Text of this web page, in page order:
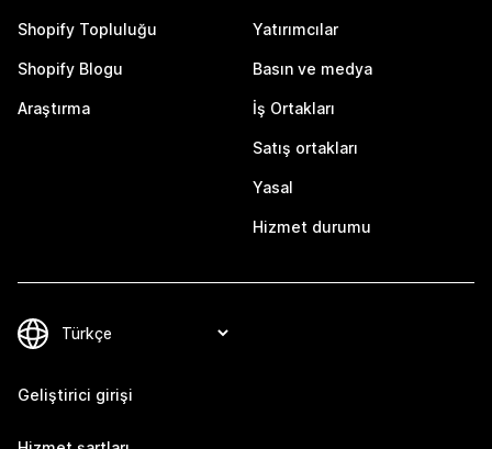
Shopify Topluluğu
Shopify Blogu
Araştırma
Yatırımcılar
Basın ve medya
İş Ortakları
Satış ortakları
Yasal
Hizmet durumu
Geliştirici girişi